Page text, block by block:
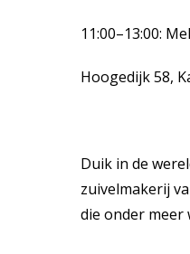
11:00–13:00:
Hoogedijk 58,
Duik in de
zuivelmakerij
die onder meer